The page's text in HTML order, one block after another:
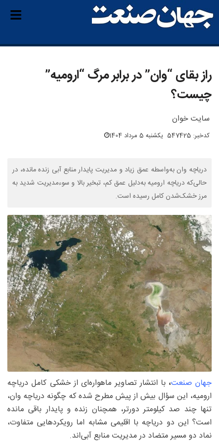
راز بقای “وان” در برابر مرگ “ارومیه”
چیست؟
سایت خوان
کدخبر: 547425 یکشنبه 5 مرداد 1404
دریاچه وان به‌واسطه عمق زیاد و مدیریت پایدار منابع آبی زنده مانده، در
حالی‌که دریاچه ارومیه به‌دلیل عمق کم، تبخیر بالا و سوءمدیریت شدید به
مرز خشک‌شدن کامل رسیده است.
جهان صنعت، با انتشار تصاویر ماهواره‌ای از خشکی کامل دریاچه
ارومیه، این سؤال بیش از پیش مطرح شده که چگونه دریاچه وان،
تنها چند صد کیلومتر دورتر، همچنان زنده و پایدار باقی مانده
است؟ این دو دریاچه با اقلیمی مشابه اما رویکردهایی متفاوت،
نماد دو مسیر متضاد در مدیریت منابع آبی‌اند.